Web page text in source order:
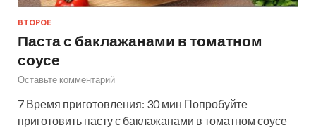
ВТОРОЕ
Паста с баклажанами в томатном
соусе
Оставьте комментарий
7 Время приготовления: 30 мин Попробуйте
приготовить пасту с баклажанами в томатном соусе